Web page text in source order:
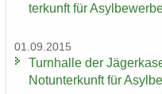
ter­kunft für
01.09.2015
Turn­hal­le der
Not­un­ter­kunft für